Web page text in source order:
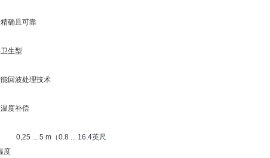
精确且可靠
生型
能回波处理技术
温度补偿
... 5 m（0.8 ... 16.4英尺
度